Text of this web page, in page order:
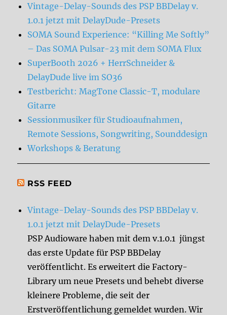
Vintage-Delay-Sounds des PSP BBDelay v.
1.0.1 jetzt mit DelayDude-Presets
SOMA Sound Experience: “Killing Me Softly”
– Das SOMA Pulsar-23 mit dem SOMA Flux
SuperBooth 2026 + HerrSchneider &
DelayDude live im SO36
Testbericht: MagTone Classic-T, modulare
Gitarre
Sessionmusiker für Studioaufnahmen,
Remote Sessions, Songwriting, Sounddesign
Workshops & Beratung
RSS FEED
Vintage-Delay-Sounds des PSP BBDelay v.
1.0.1 jetzt mit DelayDude-Presets
PSP Audioware haben mit dem v.1.0.1 jüngst
das erste Update für PSP BBDelay
veröffentlicht. Es erweitert die Factory-
Library um neue Presets und behebt diverse
kleinere Probleme, die seit der
Erstveröffentlichung gemeldet wurden. Wir